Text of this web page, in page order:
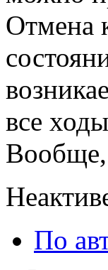
Отмена
все
Вообще,
По